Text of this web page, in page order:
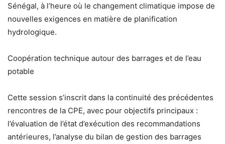
Sénégal, à l’heure où le changement climatique impose de
nouvelles exigences en matière de planification
hydrologique.
Coopération technique autour des barrages et de l’eau
potable
Cette session s’inscrit dans la continuité des précédentes
rencontres de la CPE, avec pour objectifs principaux :
l’évaluation de l’état d’exécution des recommandations
antérieures, l’analyse du bilan de gestion des barrages